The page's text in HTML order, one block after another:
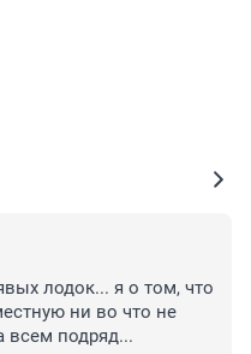
лодок... я о том, что
ни во что не
всем подряд...